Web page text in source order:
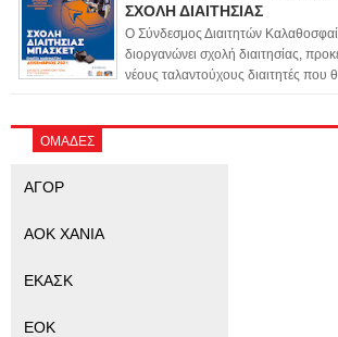
ΣΧΟΛΗ ΔΙΑΙΤΗΣΙΑΣ
Ο Σύνδεσμος Διαιτητών
διοργανώνει σχολή διαιτησίας,
νέους ταλαντούχους διαιτητές που
ΟΜΑΔΕΣ
ΑΓΟΡ
ΑΟΚ ΧΑΝΙΑ
ΕΚΑΣΚ
ΕΟΚ